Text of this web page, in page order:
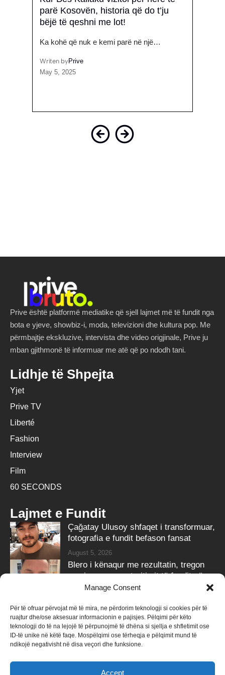
Manage Consent
Për të ofruar përvojat më të mira, ne përdorim teknologji si cookies për të
ruajtur dhe/ose aksesuar informacionin e pajisjes. Pëlqimi për këto
teknologji do të na lejojë të përpunojmë të dhëna si sjellja e shfletimit ose
ID-të unike në këtë faqe. Mospëlqimi ose tërheqja e pëlqimit mund të
ndikojë negativisht në disa veçori dhe funksione.
Accept
parë Kosovën, historia që do t’ju
bëjë të qeshni me lot!
Ka kohë që nuk e kemi parë në një…
Writen byPrive
May 5, 2025
Prive është platformë mediatike që sjell lajmet më të fundit nga
bota e yjeve, showbiz-i, moda, televizioni dhe kultura pop. Me
përmbajtje ekskluzive, intervista dhe video origjinale, Prive ju
mban gjithmonë të informuar me atë që po ndodh tani.
Lidhje të Shpejta
Yjet
Prive TV
Liberté
Fashion
Interview
Film
60 SECONDS
Lajmet e Fundit
Çağatay Ulusoy shfaqet i transformuar,
fotografia e fundit befason fansat
August 5, 2026
Blero i kënaqur me rezultatin, tregon
pamjen e re pas trajtimit të fundit në
‘Ozone Clinic’
Follow Us
258k Followers 415k Followers